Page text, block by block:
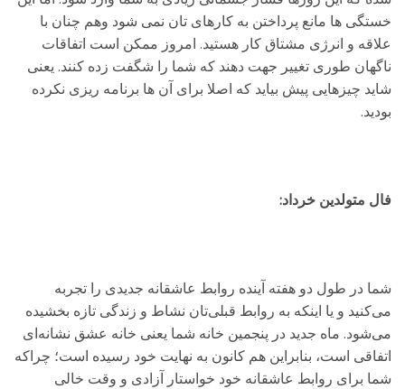
خستگی ها مانع پرداختن به کارهای تان نمی شود وهم چنان با
علاقه و انرژی مشتاق کار هستید. امروز ممکن است اتفاقات
ناگهان طوری تغییر جهت دهند که شما را شگفت زده کنند. یعنی
شاید چیزهایی پیش بیاید که اصلا برای آن ها برنامه ریزی نکرده
بودید.
فال متولدین خرداد:
شما در طول دو هفته آینده روابط عاشقانه جدیدی را تجربه
می‌کنید و یا اینکه به روابط قبلی‌تان نشاط و زندگی تازه بخشیده
می‌شود. ماه جدید در پنجمین خانه شما یعنی خانه عشق نشانه‌ای
اتفاقی است، بنابراین هم کانون به نهایت خود رسیده است؛ چراکه
شما برای روابط عاشقانه خود خواستار آزادی و وقت خالی